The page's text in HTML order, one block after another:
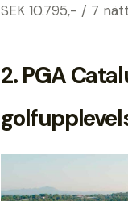
SEK 10.795,- / 7
2.PGA